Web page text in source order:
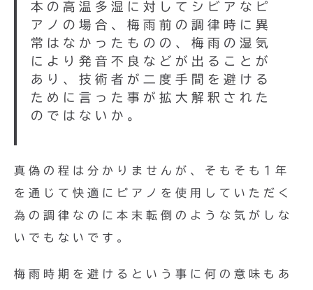
本の高温多湿に対してシビアなピ
アノの場合、梅雨前の調律時に異
常はなかったものの、梅雨の湿気
により発音不良などが出ることが
あり、技術者が二度手間を避ける
ために言った事が拡大解釈された
のではないか。
真偽の程は分かりませんが、そもそも1年
を通じて快適にピアノを使用していただく
為の調律なのに本末転倒のような気がしな
いでもないです。
梅雨時期を避けるという事に何の意味もあ